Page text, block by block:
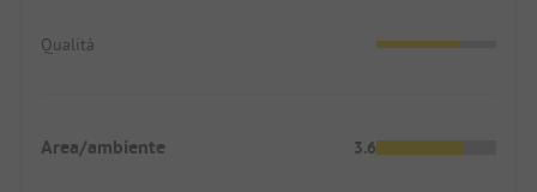
Qualità
Area/ambiente 3.6